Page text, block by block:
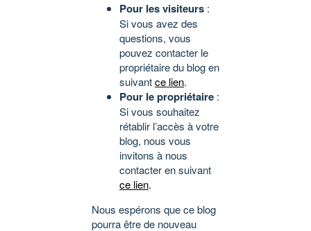
Pour les visiteurs :
Si vous avez des
questions, vous
pouvez contacter le
propriétaire du blog en
suivantce lien.
Pour le propriétaire :
Si vous souhaitez
rétablir l’accès à votre
blog, nous vous
invitons à nous
contacter en suivant
ce lien.
Nous espérons que ce blog
pourra être de nouveau